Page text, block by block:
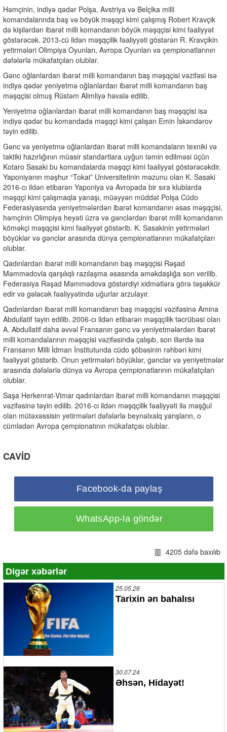
Həmçinin, indiyə qədər Polşa, Avstriya və Belçika milli
komandalarında baş və böyük məşqçi kimi çalışmış Robert Kravçik
də kişilərdən ibarət milli komandanın böyük məşqçisi kimi fəaliyyət
göstərəcək. 2013-cü ildən məşqçilik fəaliyyəti göstərən R. Kravçikin
yetirmələri Olimpiya Oyunları, Avropa Oyunları və çempionatlarının
dəfələrlə mükafatçıları olublar.
Gənc oğlanlardan ibarət milli komandanın baş məşqçisi vəzifəsi isə
indiyə qədər yeniyetmə oğlanlardan ibarət milli komandanın baş
məşqçisi olmuş Rüstəm Alimliyə həvalə edilib.
Yeniyetmə oğlanlardan ibarət milli komandanın baş məşqçisi isə
indiyə qədər bu komandada məşqçi kimi çalışan Emin İskəndərov
təyin edilib.
Gənc və yeniyetmə oğlanlardan ibarət milli komandaların texniki və
taktiki hazırlığının müasir standartlara uyğun təmin edilməsi üçün
Kotaro Sasaki bu komandalarda məşqçi kimi fəaliyyət göstərəcəkdir.
Yaponiyanın məşhur “Tokai” Universitetinin məzunu olan K. Sasaki
2016-cı ildən etibarən Yaponiya və Avropada bir sıra klublarda
məşqçi kimi çalışmaqla yanaşı, müəyyən müddət Polşa Cüdo
Federasiyasında yeniyetmələrdən ibarət komandanın əsas məşqçisi,
həmçinin Olimpiya heyəti üzrə və gənclərdən ibarət milli komandanın
köməkçi məşqçisi kimi fəaliyyət göstərib. K. Sasakinin yetirmələri
böyüklər və gənclər arasında dünya çempionatlarının mükafatçıları
olublar.
Qadınlardan ibarət milli komandanın baş məşqçisi Rəşad
Məmmədovla qarşılıqlı razılaşma əsasında əməkdaşlığa son verilib.
Federasiya Rəşad Məmmədova göstərdiyi xidmətlərə görə təşəkkür
edir və gələcək fəaliyyətində uğurlar arzulayır.
Qadınlardan ibarət milli komandanın baş məşqçisi vəzifəsinə Amina
Abdullatif təyin edilib. 2006-cı ildən etibarən məşqçilik təcrübəsi olan
A. Abdullatif daha əvvəl Fransanın gənc və yeniyetmələrdən ibarət
milli komandalarının məşqçisi vəzifəsində çalışıb, son illərdə isə
Fransanın Milli İdman İnstitutunda cüdo şöbəsinin rəhbəri kimi
fəaliyyət göstərib. Onun yetirmələri böyüklər, gənclər və yeniyetmələr
arasında dəfələrlə dünya və Avropa çempionatlarının mükafatçıları
olublar.
Saşa Herkenrat-Vimar qadınlardan ibarət milli komandanın məşqçisi
vəzifəsinə təyin edilib. 2016-cı ildən məşqçilik fəaliyyəti ilə məşğul
olan mütəxəssisin yetirmələri dəfələrlə beynəlxalq yarışların, o
cümlədən Avropa çempionatının mükafatçısı olublar.
CAVİD
Facebook-da paylaş
WhatsApp-la göndər
4205 dəfə baxılıb
Digər xəbərlər
25.05.26
Tarixin ən bahalısı
30.07.24
Əhsən, Hidayət!